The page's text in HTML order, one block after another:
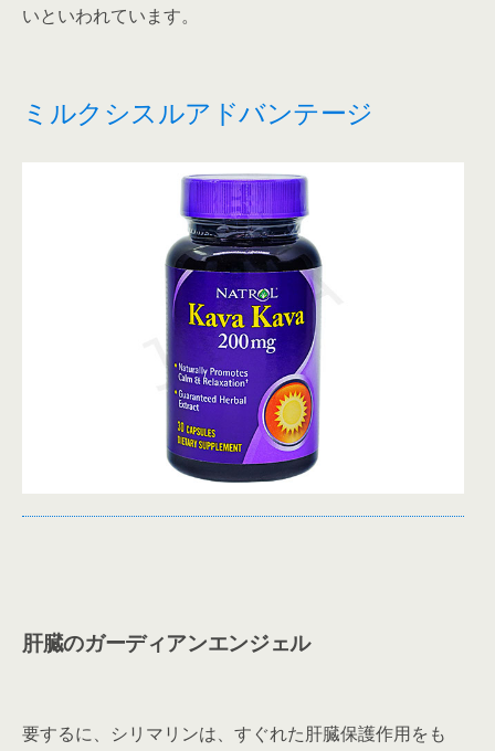
いといわれています。
ミルクシスルアドバンテージ
肝臓のガーディアンエンジェル
要するに、シリマリンは、すぐれた肝臓保護作用をも